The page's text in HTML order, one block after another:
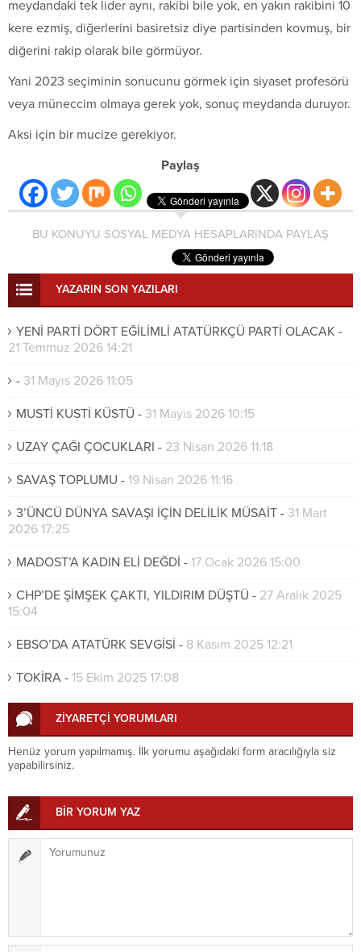
meydandaki tek lider aynı, rakibi bile yok, en yakın rakibini 10
kere ezmiş, diğerlerini basiretsiz diye partisinden kovmuş, bir
diğerini rakip olarak bile görmüyor.
Yani 2023 seçiminin sonucunu görmek için siyaset profesörü
veya müneccim olmaya gerek yok, sonuç meydanda duruyor.
Aksi için bir mucize gerekiyor.
Paylaş
BU KONUYU SOSYAL MEDYA HESAPLARINDA PAYLAŞ
YAZARIN SON YAZILARI
YENİ PARTİ DÖRT EĞİLİMLİ ATATÜRKÇÜ PARTİ OLACAK -
21 Temmuz 2026 14:21
- 31 Mayıs 2026 11:05
MUSTİ KUSTİ KÜSTÜ - 31 Mayıs 2026 10:15
UZAY ÇAĞI ÇOCUKLARI - 23 Nisan 2026 11:18
SAVAŞ TOPLUMU - 19 Nisan 2026 11:16
3’ÜNCÜ DÜNYA SAVAŞI İÇİN DELİLİK MÜSAİT - 31 Mart
2026 17:25
MADOST’A KADIN ELİ DEĞDİ - 17 Ocak 2026 15:00
CHP’DE ŞİMŞEK ÇAKTI, YILDIRIM DÜŞTÜ - 27 Aralık 2025
15:04
EBSO’DA ATATÜRK SEVGİSİ - 8 Kasım 2025 12:21
TOKİRA - 15 Ekim 2025 17:08
ZİYARETÇİ YORUMLARI
Henüz yorum yapılmamış. İlk yorumu aşağıdaki form aracılığıyla siz
yapabilirsiniz.
BİR YORUM YAZ